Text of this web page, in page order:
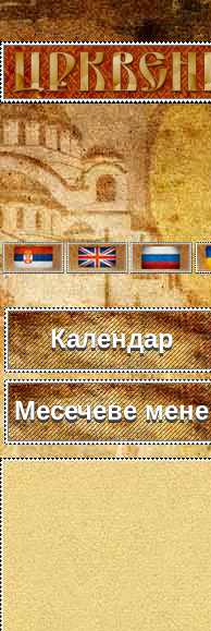
Календар
Месечеве мене